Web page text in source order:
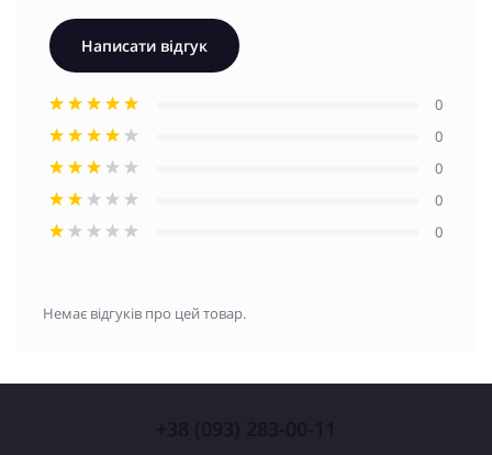
Написати відгук
0
0
0
0
0
Немає відгуків про цей товар.